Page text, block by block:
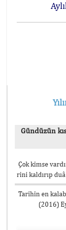
Gündüzün
Çok kimse
rini kaldırıp
Tarihin en
(2016)